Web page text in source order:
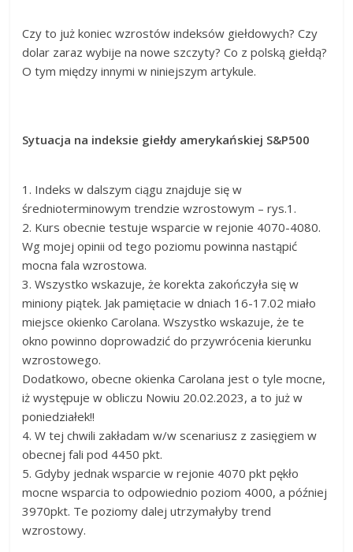
Czy to już koniec wzrostów indeksów giełdowych? Czy
dolar zaraz wybije na nowe szczyty? Co z polską giełdą?
O tym między innymi w niniejszym artykule.
Sytuacja na indeksie giełdy amerykańskiej S&P500
1. Indeks w dalszym ciągu znajduje się w
średnioterminowym trendzie wzrostowym – rys.1.
2. Kurs obecnie testuje wsparcie w rejonie 4070-4080.
Wg mojej opinii od tego poziomu powinna nastąpić
mocna fala wzrostowa.
3. Wszystko wskazuje, że korekta zakończyła się w
miniony piątek. Jak pamiętacie w dniach 16-17.02 miało
miejsce okienko Carolana. Wszystko wskazuje, że te
okno powinno doprowadzić do przywrócenia kierunku
wzrostowego.
Dodatkowo, obecne okienka Carolana jest o tyle mocne,
iż występuje w obliczu Nowiu 20.02.2023, a to już w
poniedziałek!!
4. W tej chwili zakładam w/w scenariusz z zasięgiem w
obecnej fali pod 4450 pkt.
5. Gdyby jednak wsparcie w rejonie 4070 pkt pękło
mocne wsparcia to odpowiednio poziom 4000, a później
3970pkt. Te poziomy dalej utrzymałyby trend
wzrostowy.